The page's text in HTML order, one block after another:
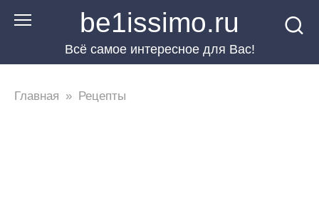
Перейти
be1issimo.ru
Всё самое интересное для Вас!
Главная » Рецепты